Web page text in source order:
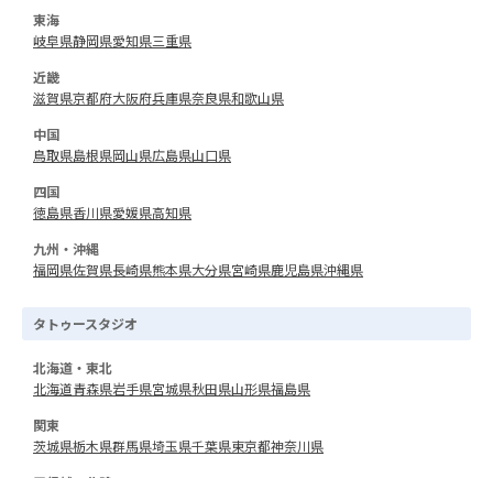
東海
岐阜県静岡県愛知県三重県
近畿
滋賀県京都府大阪府兵庫県奈良県和歌山県
中国
鳥取県島根県岡山県広島県山口県
四国
徳島県香川県愛媛県高知県
九州・沖縄
福岡県佐賀県長崎県熊本県大分県宮崎県鹿児島県沖縄県
タトゥースタジオ
北海道・東北
北海道青森県岩手県宮城県秋田県山形県福島県
関東
茨城県栃木県群馬県埼玉県千葉県東京都神奈川県